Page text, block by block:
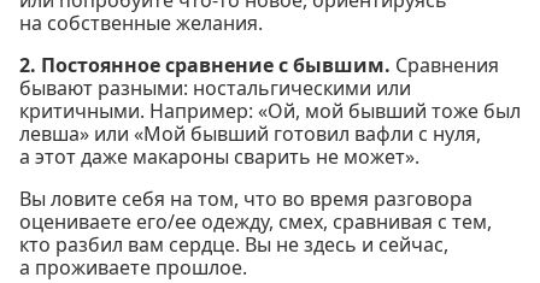
на собственные желания.
2. Постоянное сравнение с бывшим. Сравнения
бывают разными: ностальгическими или
критичными. Например: «Ой, мой бывший тоже был
левша» или «Мой бывший готовил вафли с нуля,
а этот даже макароны сварить не может».
Вы ловите себя на том, что во время разговора
оцениваете его/ее одежду, смех, сравнивая с тем,
кто разбил вам сердце. Вы не здесь и сейчас,
а проживаете прошлое.